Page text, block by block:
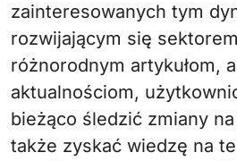
zainteresowanych tym
rozwijającym się
różnorodnym artykułom,
aktualnościom,
bieżąco śledzić zmiany
także zyskać wiedzę na